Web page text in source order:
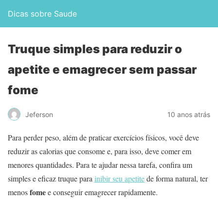
Dicas sobre Saude
Truque simples para reduzir o
apetite e emagrecer sem passar
fome
Jeferson 10 anos atrás
Para perder peso, além de praticar exercícios físicos, você deve
reduzir as calorias que consome e, para isso, deve comer em
menores quantidades. Para te ajudar nessa tarefa, confira um
simples e eficaz truque para inibir seu apetitede forma natural, ter
menosfomee conseguir emagrecer rapidamente.